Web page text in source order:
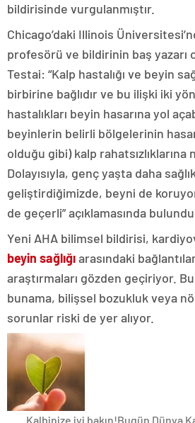
bildirisinde vurgulanmıştır.
Chicago’daki Illinois
profesörü ve bildirinin baş yazarı
Testai: “Kalp hastalığı ve beyin
birbirine bağlıdır ve bu ilişki iki
hastalıkları beyin hasarına yol
beyinlerin belirli bölgelerinin
olduğu gibi) kalp rahatsızlıklarına
Dolayısıyla, genç yaşta daha
geliştirdiğimizde, beyni de
de geçerli” açıklamasında bulundu.
Yeni AHA bilimsel bildirisi,
beyin sağlığıarasındaki
araştırmaları gözden geçiriyor.
bunama, bilişsel bozukluk veya
sorunlar riski de yer alıyor.
Kalbinize iyi bakın!Bugün Dünya